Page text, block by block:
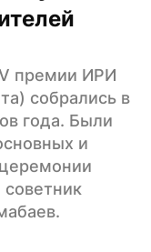
премии ИРИ
собрались в
года. Были
и